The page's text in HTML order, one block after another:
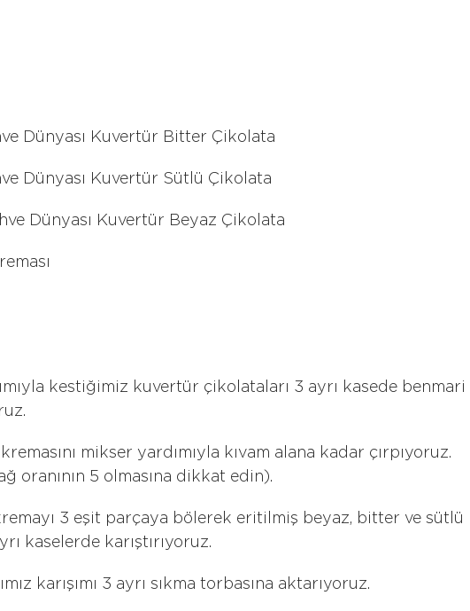
Dünyası Kuvertür Bitter Çikolata
Dünyası Kuvertür Sütlü Çikolata
Dünyası Kuvertür Beyaz Çikolata
kestiğimiz kuvertür çikolataları 3 ayrı kasede benmari
mikser yardımıyla kıvam alana kadar çırpıyoruz.
oranının 5 olmasına dikkat edin).
kremayı 3 eşit parçaya bölerek eritilmiş beyaz, bitter ve sütlü
kaselerde karıştırıyoruz.
karışımı 3 ayrı sıkma torbasına aktarıyoruz.